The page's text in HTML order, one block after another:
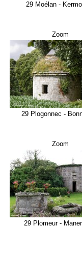
29 Moélan -
Zoom
29 Plogonnec -
Zoom
29 Plomeur -